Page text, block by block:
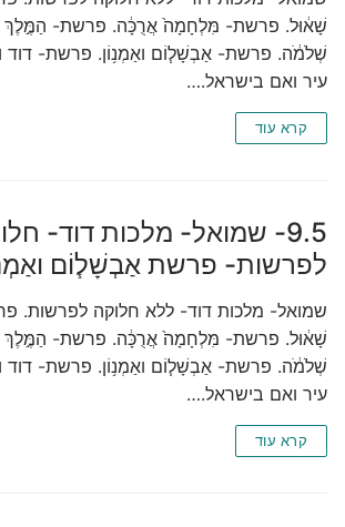
שָׁא֔וּל. פרשת- מִּלְחָמָה֙ אֲרֻכָּ֔ה. פרשת- הַמֶּ֣לֶךְ
שְׁלֹמֹ֔ה. פרשת- אַבְשָׁל֧וֹם ואַמְנ֥וֹן. פרשת-
עיר ואם בישראל.…
קרא עוד
9.5- שמואל- מלכות דוד-
לפרשות- פרשת אַבְשָׁל֧וֹם
שמואל- מלכות דוד- ללא חלוקה לפרשות.
שָׁא֔וּל. פרשת- מִּלְחָמָה֙ אֲרֻכָּ֔ה. פרשת- הַמֶּ֣לֶךְ
שְׁלֹמֹ֔ה. פרשת- אַבְשָׁל֧וֹם ואַמְנ֥וֹן. פרשת-
עיר ואם בישראל.…
קרא עוד